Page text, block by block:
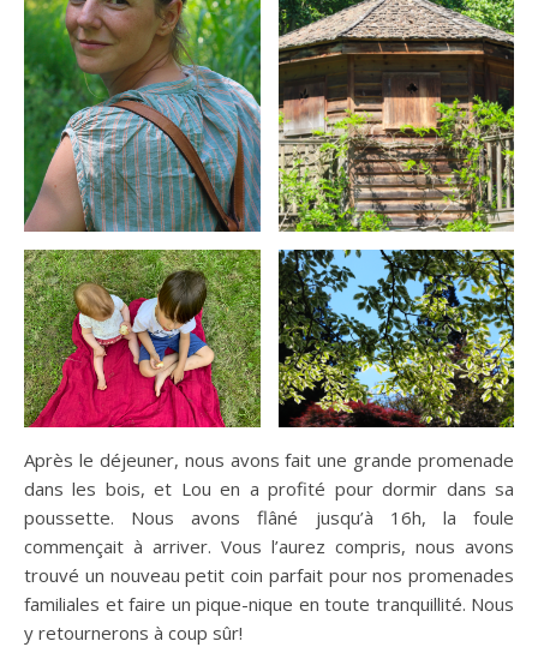
Après le déjeuner, nous avons fait une grande promenade
dans les bois, et Lou en a profité pour dormir dans sa
poussette. Nous avons flâné jusqu’à 16h, la foule
commençait à arriver. Vous l’aurez compris, nous avons
trouvé un nouveau petit coin parfait pour nos promenades
familiales et faire un pique-nique en toute tranquillité. Nous
y retournerons à coup sûr!